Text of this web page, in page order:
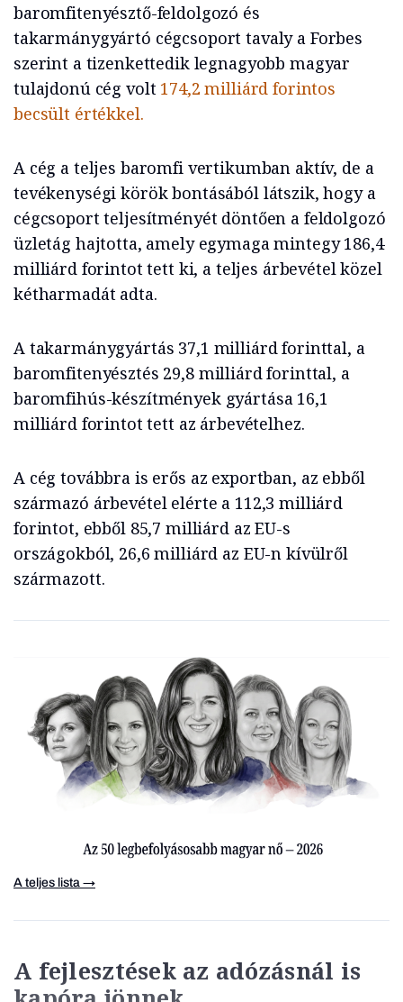
baromfitenyésztő-feldolgozó és
takarmánygyártó cégcsoport tavaly a Forbes
szerint a tizenkettedik legnagyobb magyar
tulajdonú cég volt 174,2 milliárd forintos
becsült értékkel.
A cég a teljes baromfi vertikumban aktív, de a
tevékenységi körök bontásából látszik, hogy a
cégcsoport teljesítményét döntően a feldolgozó
üzletág hajtotta, amely egymaga mintegy 186,4
milliárd forintot tett ki, a teljes árbevétel közel
kétharmadát adta.
A takarmánygyártás 37,1 milliárd forinttal, a
baromfitenyésztés 29,8 milliárd forinttal, a
baromfihús-készítmények gyártása 16,1
milliárd forintot tett az árbevételhez.
A cég továbbra is erős az exportban, az ebből
származó árbevétel elérte a 112,3 milliárd
forintot, ebből 85,7 milliárd az EU-s
országokból, 26,6 milliárd az EU-n kívülről
származott.
A teljes lista →
A fejlesztések az adózásnál is